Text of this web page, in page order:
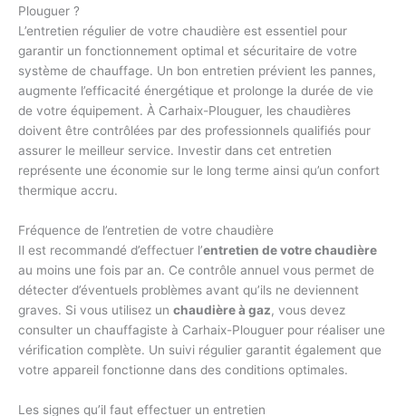
Plouguer ?
L’entretien régulier de votre chaudière est essentiel pour
garantir un fonctionnement optimal et sécuritaire de votre
système de chauffage. Un bon entretien prévient les pannes,
augmente l’efficacité énergétique et prolonge la durée de vie
de votre équipement. À Carhaix-Plouguer, les chaudières
doivent être contrôlées par des professionnels qualifiés pour
assurer le meilleur service. Investir dans cet entretien
représente une économie sur le long terme ainsi qu’un confort
thermique accru.
Fréquence de l’entretien de votre chaudière
Il est recommandé d’effectuer l’entretien de votre chaudière
au moins une fois par an. Ce contrôle annuel vous permet de
détecter d’éventuels problèmes avant qu’ils ne deviennent
graves. Si vous utilisez un chaudière à gaz, vous devez
consulter un chauffagiste à Carhaix-Plouguer pour réaliser une
vérification complète. Un suivi régulier garantit également que
votre appareil fonctionne dans des conditions optimales.
Les signes qu’il faut effectuer un entretien